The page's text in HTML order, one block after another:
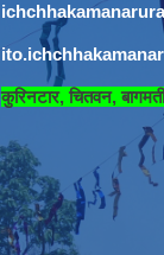
कुरिनटार, चितवन,